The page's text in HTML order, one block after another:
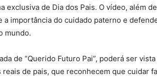
exclusiva de Dia dos Pais. O vídeo, além
a importância do cuidado paterno e
mundo.
de “Querido Futuro Pai”, poderá ser
de pais, que reconhecem que cuidar